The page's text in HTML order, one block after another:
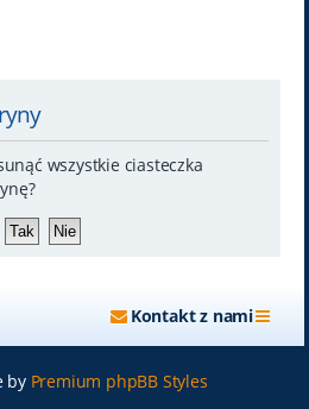
wszystkie ciasteczka
Kontakt z nami
by Premium phpBB Styles